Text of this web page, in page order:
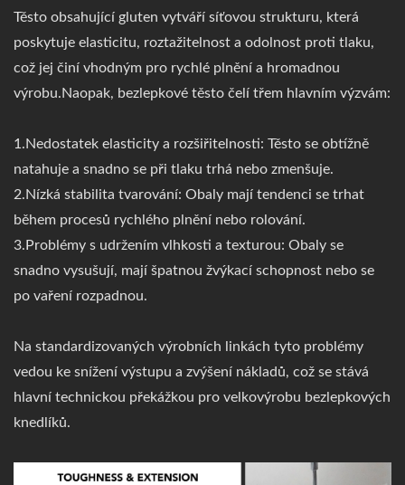
Těsto obsahující gluten vytváří síťovou strukturu, která
poskytuje elasticitu, roztažitelnost a odolnost proti tlaku,
což jej činí vhodným pro rychlé plnění a hromadnou
výrobu.Naopak, bezlepkové těsto čelí třem hlavním výzvám:
1.Nedostatek elasticity a rozšiřitelnosti: Těsto se obtížně
natahuje a snadno se při tlaku trhá nebo zmenšuje.
2.Nízká stabilita tvarování: Obaly mají tendenci se trhat
během procesů rychlého plnění nebo rolování.
3.Problémy s udržením vlhkosti a texturou: Obaly se
snadno vysušují, mají špatnou žvýkací schopnost nebo se
po vaření rozpadnou.
Na standardizovaných výrobních linkách tyto problémy
vedou ke snížení výstupu a zvýšení nákladů, což se stává
hlavní technickou překážkou pro velkovýrobu bezlepkových
knedlíků.